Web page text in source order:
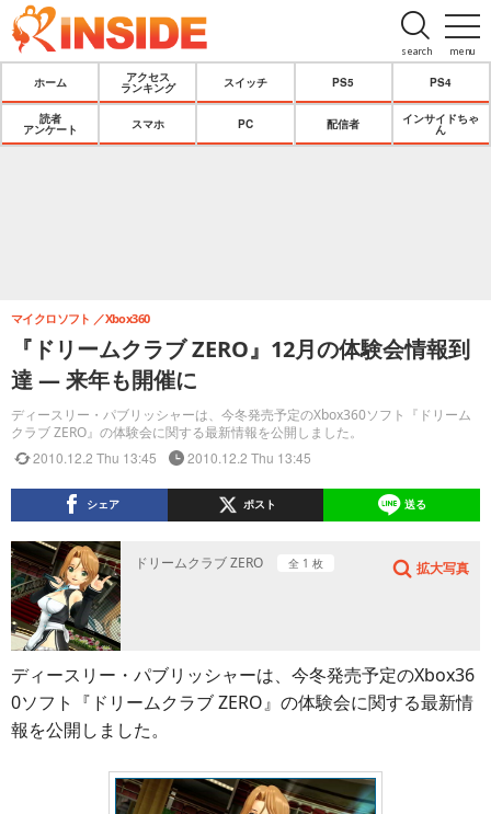
menu
search
ホーム
アクセス
ランキング
スイッチ PS5 PS4
読者
アンケート
スマホ PC 配信者
インサイドちゃ
ん
『ドリームクラブ ZERO』12月の体験会情報到
達 ― 来年も開催に
ディースリー・パブリッシャーは、今冬発売予定のXbox360ソフト『ドリーム
クラブ ZERO』の体験会に関する最新情報を公開しました。
マイクロソフト Xbox360
2010.12.2 Thu 13:45 2010.12.2 Thu 13:45
シェア ポスト 送る
ドリームクラブ ZERO 全 1 枚 拡大写真
ディースリー・パブリッシャーは、今冬発売予定のXbox36
0ソフト『ドリームクラブ ZERO』の体験会に関する最新情
報を公開しました。